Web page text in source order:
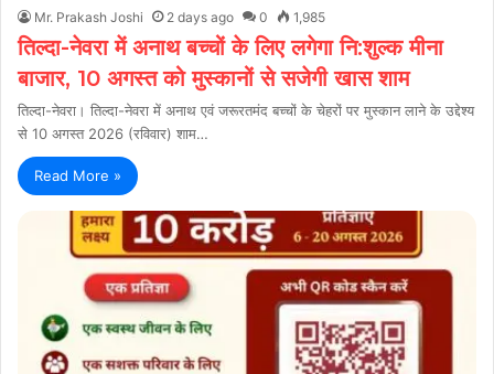
Mr. Prakash Joshi 2 days ago 0 1,985
तिल्दा-नेवरा में अनाथ बच्चों के लिए लगेगा नि:शुल्क मीना
बाजार, 10 अगस्त को मुस्कानों से सजेगी खास शाम
तिल्दा-नेवरा। तिल्दा-नेवरा में अनाथ एवं जरूरतमंद बच्चों के चेहरों पर मुस्कान लाने के उद्देश्य
से 10 अगस्त 2026 (रविवार) शाम…
Read More »